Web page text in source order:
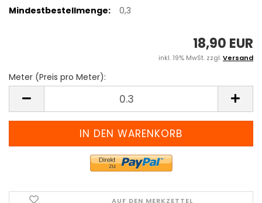
Mindestbestellmenge:
0,3
18,90 EUR
inkl. 19% MwSt. zzgl.Versand
Meter (Preis pro Meter):
(Preis
pro
AUF DEN MERKZETTEL